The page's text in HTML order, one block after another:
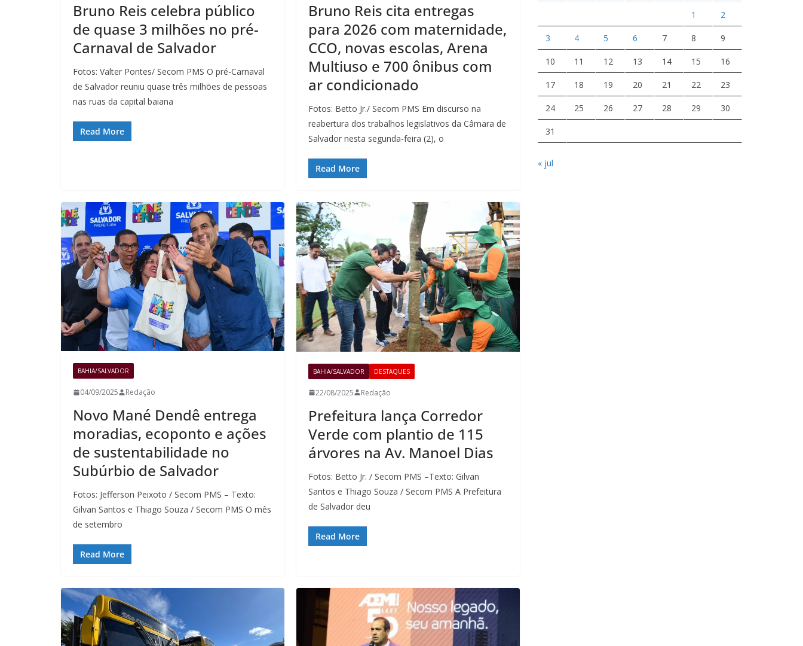
Bruno Reis celebra público
de quase 3 milhões no pré-
Carnaval de Salvador
Fotos: Valter Pontes/ Secom PMS O pré-Carnaval
de Salvador reuniu quase três milhões de pessoas
nas ruas da capital baiana
Read More
Bruno Reis cita entregas
para 2026 com maternidade,
CCO, novas escolas, Arena
Multiuso e 700 ônibus com
ar condicionado
Fotos: Betto Jr./ Secom PMS Em discurso na
reabertura dos trabalhos legislativos da Câmara de
Salvador nesta segunda-feira (2), o
Read More
BAHIA/SALVADOR
04/09/2025 Redação
Novo Mané Dendê entrega
moradias, ecoponto e ações
de sustentabilidade no
Subúrbio de Salvador
Fotos: Jefferson Peixoto / Secom PMS – Texto:
Gilvan Santos e Thiago Souza / Secom PMS O mês
de setembro
Read More
BAHIA/SALVADOR DESTAQUES
22/08/2025 Redação
Prefeitura lança Corredor
Verde com plantio de 115
árvores na Av. Manoel Dias
Fotos: Betto Jr. / Secom PMS –Texto: Gilvan
Santos e Thiago Souza / Secom PMS A Prefeitura
de Salvador deu
Read More
1 2
3 4 5 6 7 8 9
10 11 12 13 14 15 16
17 18 19 20 21 22 23
24 25 26 27 28 29 30
31
« jul